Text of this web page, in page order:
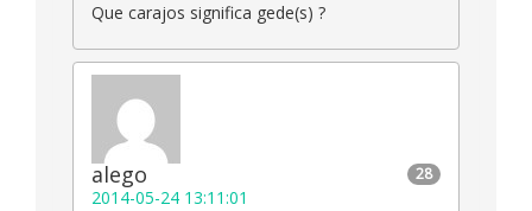
Que carajos significa gede(s) ?
28
alego
2014-05-24 13:11:01